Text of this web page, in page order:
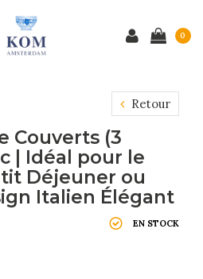
0
Retour
Couverts (3
| Idéal pour le
Déjeuner ou
Italien Élégant
EN STOCK